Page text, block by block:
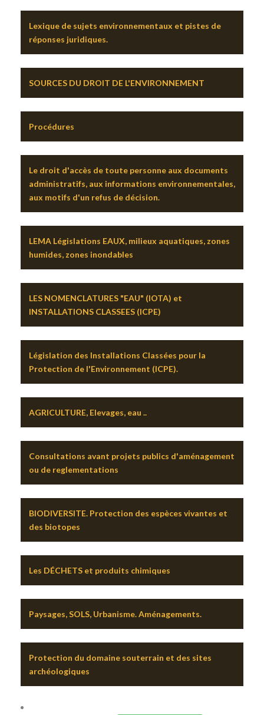
Lexique de sujets environnementaux et pistes de
réponses juridiques.
SOURCES DU DROIT DE L'ENVIRONNEMENT
Procédures
Le droit d'accès de toute personne aux documents
administratifs, aux informations environnementales,
aux motifs d'un refus de décision.
LEMA Législations EAUX, milieux aquatiques, zones
humides, zones inondables
LES NOMENCLATURES "EAU" (IOTA) et
INSTALLATIONS CLASSEES (ICPE)
Législation des Installations Classées pour la
Protection de l'Environnement (ICPE).
AGRICULTURE, Elevages, eau ..
Consultations avant projets publics d'aménagement
ou de reglementations
BIODIVERSITE. Protection des espèces vivantes et
des biotopes
Les DÉCHETS et produits chimiques
Paysages, SOLS, Urbanisme. Aménagements.
Protection du domaine souterrain et des sites
archéologiques